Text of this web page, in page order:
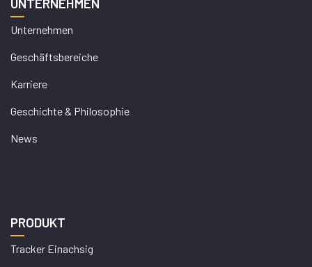
Unternehmen
Geschäftsbereiche
Karriere
Geschichte & Philosophie
News
PRODUKT
Tracker Einachsig